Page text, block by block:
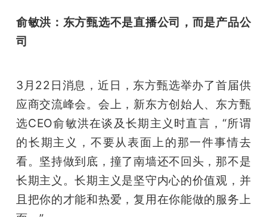
俞敏洪：东方甄选不是直播公司，而是产品公
司
3月22日消息，近日，东方甄选举办了首届供
应商交流峰会。会上，新东方创始人、东方甄
选CEO俞敏洪在谈及长期主义时直言，“所谓
的长期主义，不要从表面上的那一件事情去
看。坚持做到底，撞了南墙还不回头，那不是
长期主义。长期主义是坚守内心的价值观，并
且把你的才能和热爱，复用在你能做的服务上